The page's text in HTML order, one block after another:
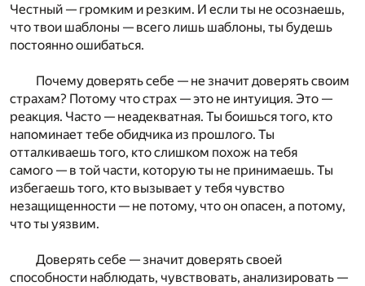
Честный — громким и резким. И если ты не осознаешь,
что твои шаблоны — всего лишь шаблоны, ты будешь
постоянно ошибаться.
Почему доверять себе — не значит доверять своим
страхам? Потому что страх — это не интуиция. Это —
реакция. Часто — неадекватная. Ты боишься того, кто
напоминает тебе обидчика из прошлого. Ты
отталкиваешь того, кто слишком похож на тебя
самого — в той части, которую ты не принимаешь. Ты
избегаешь того, кто вызывает у тебя чувство
незащищенности — не потому, что он опасен, а потому,
что ты уязвим.
Доверять себе — значит доверять своей
способности наблюдать, чувствовать, анализировать —